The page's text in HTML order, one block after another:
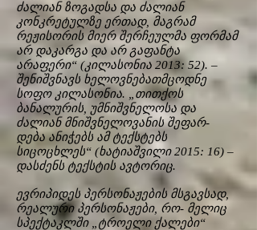
ძალიან ზოგადსა და ძალიან
კონკრეტულზე ერთად, მაგრამ
რეჟისორის მიერ შერჩეულმა ფორმამ
არ დაკარგა და არ გაფანტა
არაფერი“ (კილასონია 2013: 52). –
შენიშვნავს ხელოვნებათმცოდნე
სოფო კილასონია. „თითქოს
ბანალურის, უმნიშვნელოსა და
ძალიან მნიშვნელოვანის შეფარ-
დება ანიჭებს ამ ტექსტებს
სიცოცხლეს“ (ხატიაშვილი 2015: 16) –
დასძენს ტექსტის ავტორიც.
ევრიპიდეს პერსონაჟების მსგავსად,
რეალური პერსონაჟები, რო- მელიც
სპექტაკლში „ტროელი ქალები“